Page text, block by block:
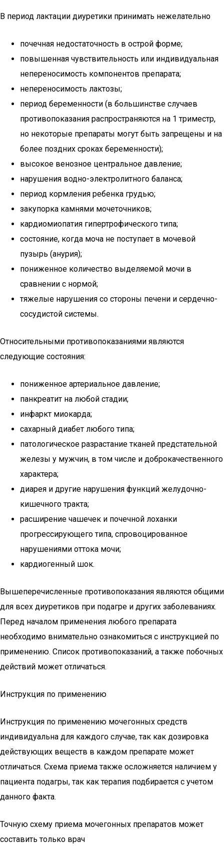
В период лактации диуретики принимать нежелательно
почечная недостаточность в острой форме;
повышенная чувствительность или индивидуальная
непереносимость компонентов препарата;
непереносимость лактозы;
период беременности (в большинстве случаев
противопоказания распространяются на 1 триместр,
но некоторые препараты могут быть запрещены и на
более поздних сроках беременности);
высокое венозное центральное давление;
нарушения водно-электролитного баланса;
период кормления ребенка грудью;
закупорка камнями мочеточников;
кардиомиопатия гипертрофического типа;
состояние, когда моча не поступает в мочевой
пузырь (анурия);
пониженное количество выделяемой мочи в
сравнении с нормой;
тяжелые нарушения со стороны печени и сердечно-
сосудистой системы.
Относительными противопоказаниями являются
следующие состояния:
пониженное артериальное давление;
панкреатит на любой стадии;
инфаркт миокарда;
сахарный диабет любого типа;
патологическое разрастание тканей предстательной
железы у мужчин, в том числе и доброкачественного
характера;
диарея и другие нарушения функций желудочно-
кишечного тракта;
расширение чашечек и почечной лоханки
прогрессирующего типа, спровоцированное
нарушениями оттока мочи;
кардиогенный шок.
Вышеперечисленные противопоказания являются общими
для всех диуретиков при подагре и других заболеваниях.
Перед началом применения любого препарата
необходимо внимательно ознакомиться с инструкцией по
применению. Список противопоказаний, а также побочных
действий может отличаться.
Инструкция по применению
Инструкция по применению мочегонных средств
индивидуальна для каждого случае, так как дозировка
действующих веществ в каждом препарате может
отличаться. Схема приема также осложняется наличием у
пациента подагры, так как терапия подбирается с учетом
данного факта.
Точную схему приема мочегонных препаратов может
составить только врач